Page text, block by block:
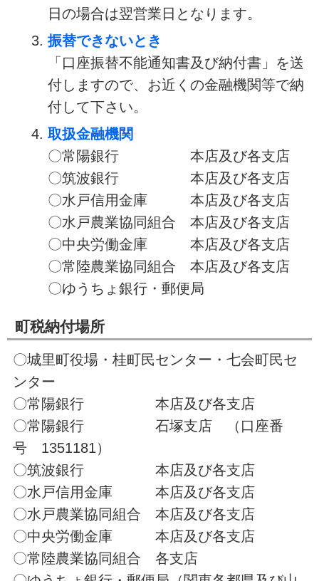
日の場合は翌営業日となります。
振替できないとき
「口座振替不能通知書及び納付書」を送
付しますので、お近くの金融機関等で納
付して下さい。
取扱金融機関
〇常陽銀行 本店及び各支店
〇筑波銀行 本店及び各支店
〇水戸信用金庫本店及び各支店
〇水戸農業協同組合 本店及び各支店
〇中央労働金庫 本店及び各支店
〇常陸農業協同組合 本店及び各支店
〇ゆうちょ銀行・郵便局
町税納付場所
〇城里町役場・桂町民センター・七会町民セ
ンター
〇常陽銀行 本店及び各支店
〇常陽銀行 石塚支店 （口座番
号 1351181）
〇筑波銀行 本店及び各支店
〇水戸信用金庫 本店及び各支店
〇水戸農業協同組合 本店及び各支店
〇中央労働金庫 本店及び各支店
〇常陸農業協同組合 各支店